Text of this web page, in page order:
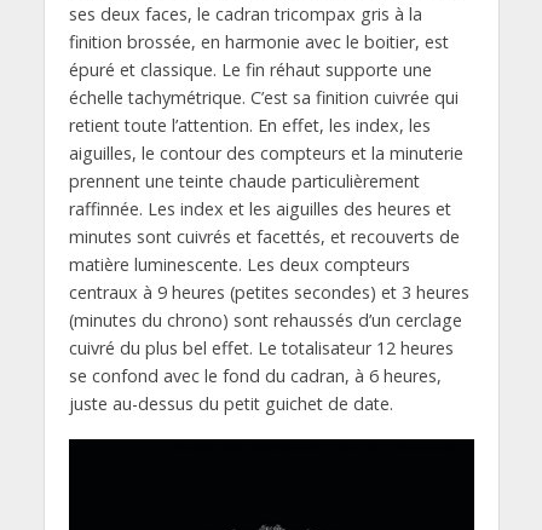
ses deux faces, le cadran tricompax gris à la
finition brossée, en harmonie avec le boitier, est
épuré et classique. Le fin réhaut supporte une
échelle tachymétrique. C’est sa finition cuivrée qui
retient toute l’attention. En effet, les index, les
aiguilles, le contour des compteurs et la minuterie
prennent une teinte chaude particulièrement
raffinnée. Les index et les aiguilles des heures et
minutes sont cuivrés et facettés, et recouverts de
matière luminescente. Les deux compteurs
centraux à 9 heures (petites secondes) et 3 heures
(minutes du chrono) sont rehaussés d’un cerclage
cuivré du plus bel effet. Le totalisateur 12 heures
se confond avec le fond du cadran, à 6 heures,
juste au-dessus du petit guichet de date.